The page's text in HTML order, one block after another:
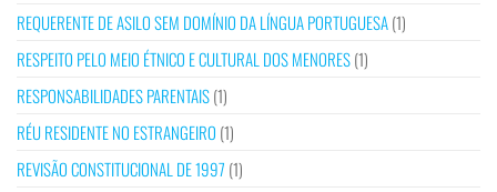
REQUERENTE DE ASILO SEM DOMÍNIO DA LÍNGUA PORTUGUESA(1)
RESPEITO PELO MEIO ÉTNICO E CULTURAL DOS MENORES(1)
RESPONSABILIDADES PARENTAIS(1)
RÉU RESIDENTE NO ESTRANGEIRO (1)
REVISÃO CONSTITUCIONAL DE 1997 (1)